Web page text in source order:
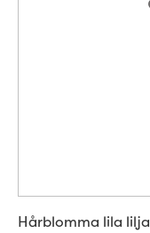
Hårblomma lila lilja